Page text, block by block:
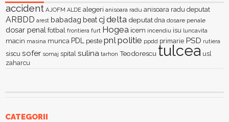
accident AJOFM ALDE alegeri anisoara radu anisoara radu deputat
ARBDD arest babadag beatcj delta deputat dna dosare penale
dosar penal fotbal frontiera furt Hogea icem incendiu isu luncavita
macin masina munca PDL peste pnlpolitie ppdd primarie PSD rutiera
siscu sofer somaj spital sulina tarhon Teodorescu tulcea usl
zaharcu
CATEGORII